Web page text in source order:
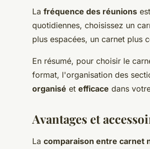
La fréquence des réunions
quotidiennes, choisissez un
plus espacées, un carnet plus
En résumé, pour choisir le
format, l'organisation des
organisé et efficace dans
Avantages et
La comparaison entre carnet